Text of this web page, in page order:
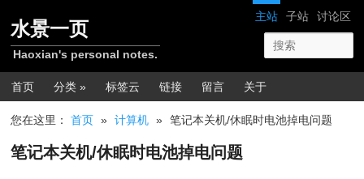
网站导航
主站 子站 讨论区
水景一页
Haoxian's personal notes.
主菜单
首页 分类 » 标签云 链接 留言 关于
您在这里：首页 » 计算机 » 笔记本关机/休眠时电池掉电问题
笔记本关机/休眠时电池掉电问题